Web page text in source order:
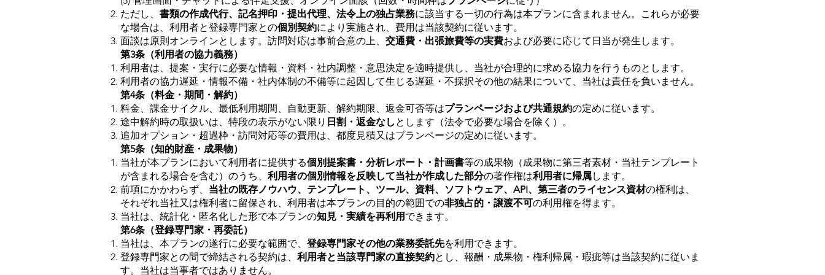
ただし、 書類の作成代行、記名押印・提出代理、法令上の独占業務に該当する一切の行為は本プランに含まれません。これらが必要
な場合は、利用者と登録専門家との個別契約により実施され、費用は当該契約に従います。
面談は原則オンラインとします。訪問対応は事前合意の上、 交通費・出張旅費等の実費および必要に応じて日当が発生します。
第3条（利用者の協力義務）
利用者は、提案・実行に必要な情報・資料・社内調整・意思決定を適時提供し、当社が合理的に求める協力を行うものとします。
利用者の協力遅延・情報不備・社内体制の不備等に起因して生じる遅延・不採択その他の結果について、当社は責任を負いません。
第4条（料金・期間・解約）
料金、課金サイクル、最低利用期間、自動更新、解約期限、返金可否等はプランページおよび共通規約の定めに従います。
途中解約時の取扱いは、特段の表示がない限り 日割・返金なし とします（法令で必要な場合を除く）。
追加オプション・超過枠・訪問対応等の費用は、都度見積又はプランページの定めに従います。
第5条（知的財産・成果物）
当社が本プランにおいて利用者に提供する個別提案書・分析レポート・計画書等の成果物（成果物に第三者素材・当社テンプレート
が含まれる場合を含む）のうち、 利用者の個別情報を反映して当社が作成した部分の著作権は利用者に帰属します。
前項にかかわらず、 当社の既存ノウハウ、テンプレート、ツール、資料、ソフトウェア、API、第三者のライセンス資材の権利は、
それぞれ当社又は権利者に留保され、利用者は本プランの目的の範囲での非独占的・譲渡不可の利用権を得ます。
当社は、統計化・匿名化した形で本プランの知見・実績を再利用 できます。
第6条（登録専門家・再委託）
当社は、本プランの遂行に必要な範囲で、 登録専門家その他の業務委託先を利用できます。
登録専門家との間で締結される契約は、 利用者と当該専門家の直接契約とし、報酬・成果物・権利帰属・瑕疵等は当該契約に従いま
す。当社は当事者ではありません。